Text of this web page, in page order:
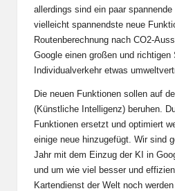
allerdings sind ein paar
vielleicht spannendste neue
Routenberechnung nach CO2-
Google einen großen und
Individualverkehr etwas
Die neuen Funktionen sollen auf
(Künstliche Intelligenz) beruhen.
Funktionen ersetzt und optimiert
einige neue hinzugefügt. Wir sind
Jahr mit dem Einzug der KI in
und um wie viel besser und
Kartendienst der Welt noch werden